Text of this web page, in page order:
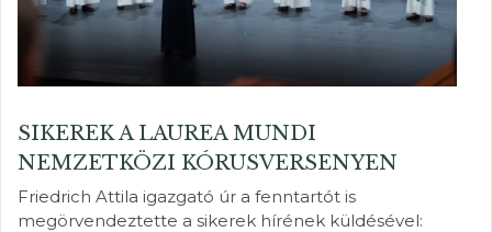
SIKEREK A LAUREA MUNDI
NEMZETKÖZI KÓRUSVERSENYEN
Friedrich Attila igazgató úr a fenntartót is
megörvendeztette a sikerek hírének küldésével: